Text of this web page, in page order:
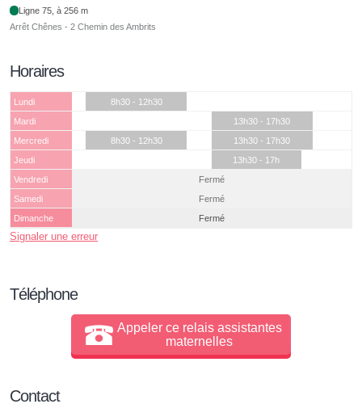
Ligne 75, à 256 m
Arrêt Chênes - 2 Chemin des Ambrits
Horaires
Lundi
8h30 - 12h30
Mardi
13h30 - 17h30
Mercredi
8h30 - 12h30
13h30 - 17h30
Jeudi
13h30 - 17h
Vendredi
Fermé
Samedi
Fermé
Dimanche
Fermé
Signaler une erreur
Téléphone
Appeler ce relais assistantes
maternelles
Contact